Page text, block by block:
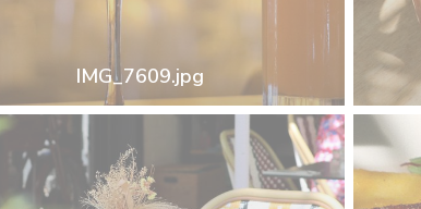
IMG_7609.jpg